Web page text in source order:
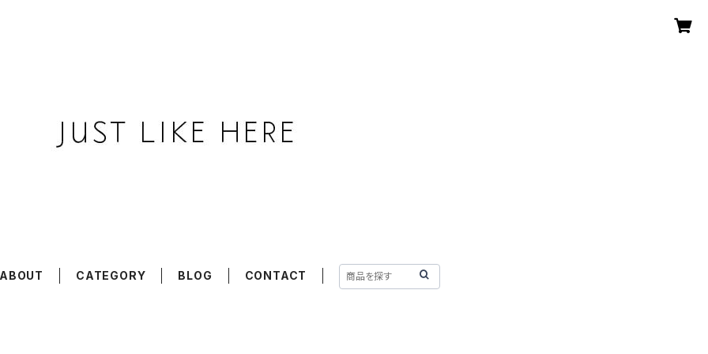
CATEGORY BLOG CONTACT